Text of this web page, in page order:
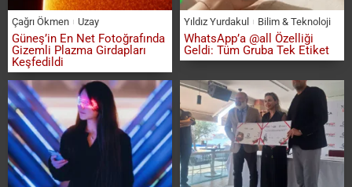
Çağrı Ökmen Uzay
Güneş’in En Net Fotoğrafında
Gizemli Plazma Girdapları
Keşfedildi
Yıldız Yurdakul Bilim & Teknoloji
WhatsApp’a @all Özelliği
Geldi: Tüm Gruba Tek Etiket